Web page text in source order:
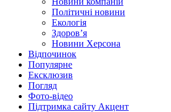
Політичні новини
Екологія
Здоров’я
Новини Херсона
Відпочинок
Популярне
Ексклюзив
Погляд
Фото-відео
Підтримка сайту Акцент